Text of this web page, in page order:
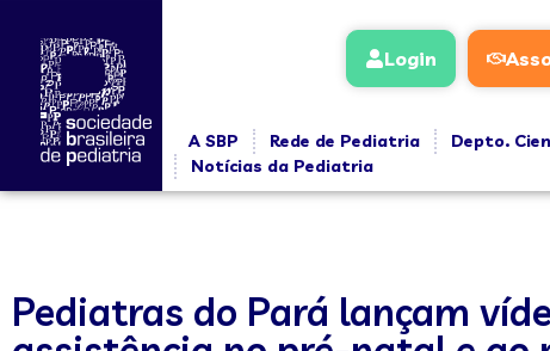
Login
A SBP Rede de Pediatria Depto.
Notícias da Pediatria
Pediatras do Pará lançam